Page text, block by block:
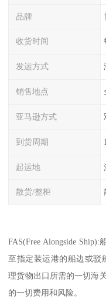
品牌
收货时间
发运方式
销售地点
亚马逊方式
到货周期
起运地
散货/整柜
FAS(Free Alongside
至指定装运港的船边或驳
理货物出口所需的一切海
的一切费用和风险。